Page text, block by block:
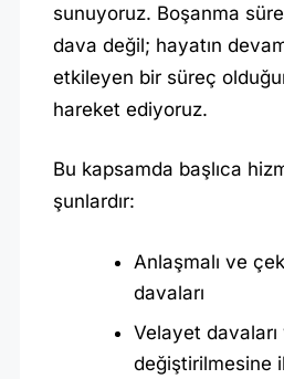
sunuyoruz. Boşanma
dava değil; hayatın
etkileyen bir süreç
hareket ediyoruz.
Bu kapsamda başlıca
şunlardır:
Anlaşmalı ve
davaları
Velayet
değiştirilmesine